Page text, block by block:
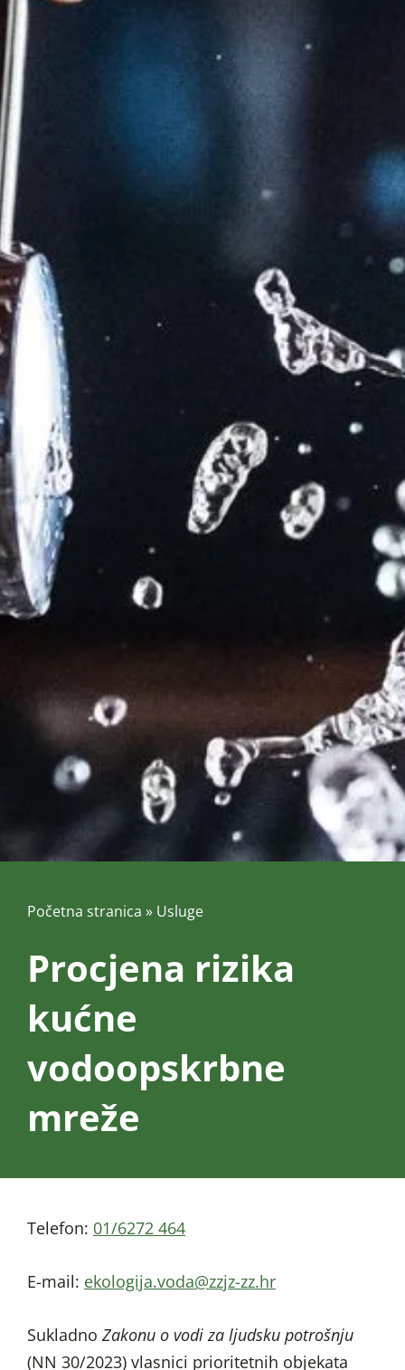
Početna stranica » Usluge
Procjena rizika
kućne
vodoopskrbne
mreže
Telefon: 01/6272 464
E-mail: rh.zz-zjzz
@adov.ajigoloke
Sukladno Zakonu o vodi za ljudsku potrošnju
(NN 30/2023) vlasnici prioritetnih objekata